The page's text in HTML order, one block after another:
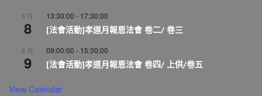
8 月
8
13:30:00 - 17:30:00
[法會活動]孝道月報恩法會 卷二/ 卷三
8 月
9
09:00:00 - 15:30:00
[法會活動]孝道月報恩法會 卷四/ 上供/卷五
View Calendar